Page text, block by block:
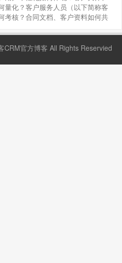
量化？客户服务人员（以下简称客
考核？合同文档、客户资料如何共
作准确量化为数字和看得见的报
源无从谈起、“有...
CRM官方博客 All Rights Reservied